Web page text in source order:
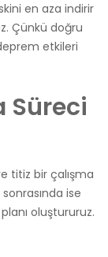
en aza indirir
Çünkü doğru
etkileri
Süreci
titiz bir çalışma
ise
oluştururuz.